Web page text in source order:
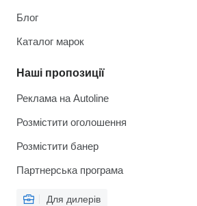
Блог
Каталог марок
Наші пропозиції
Реклама на Autoline
Розмістити оголошення
Розмістити банер
Партнерська програма
Для дилерів